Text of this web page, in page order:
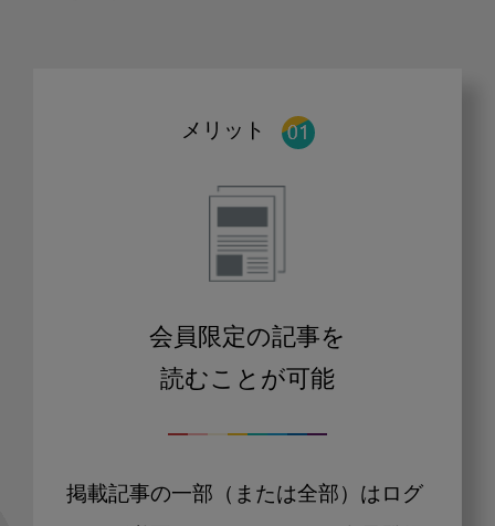
メリット
会員限定の記事を
読むことが可能
掲載記事の一部（または全部）はログ